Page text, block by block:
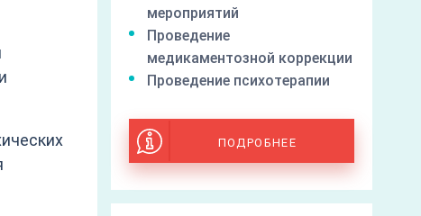
мероприятий
Проведение
медикаментозной коррекции
Проведение психотерапии
ПОДРОБНЕЕ